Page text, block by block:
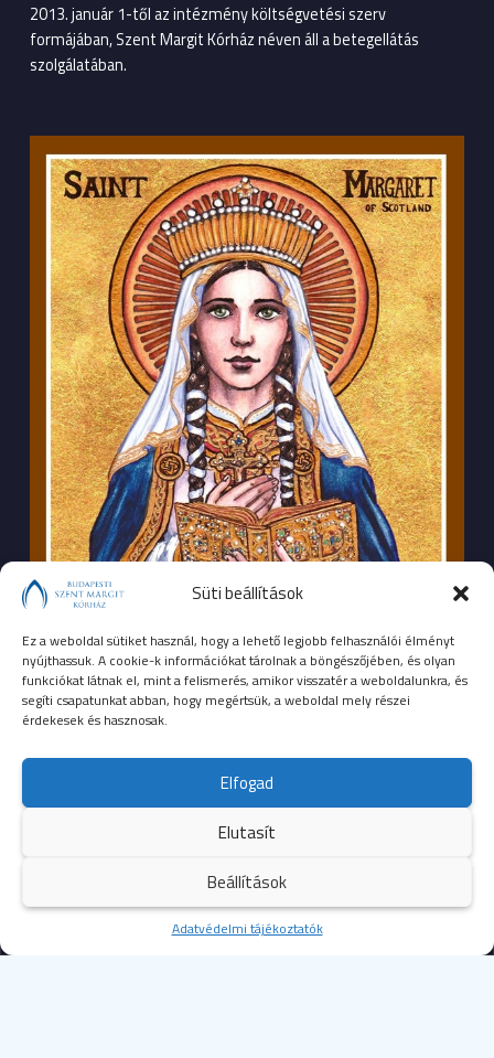
Süti beállítások
Ez a weboldal sütiket használ, hogy a lehető legjobb felhasználói élményt
nyújthassuk. A cookie-k információkat tárolnak a böngészőjében, és olyan
funkciókat látnak el, mint a felismerés, amikor visszatér a weboldalunkra, és
segíti csapatunkat abban, hogy megértsük, a weboldal mely részei
érdekesek és hasznosak.
Elfogad
Elutasít
Beállítások
Adatvédelmi tájékoztatók
Kezdőoldal
2013. január 1-től az intézmény költségvetési szerv
formájában, Szent Margit Kórház néven áll a betegellátás
szolgálatában.
SEGÉLYHÍVÓSZÁMOK
104mentők
107rendőrség